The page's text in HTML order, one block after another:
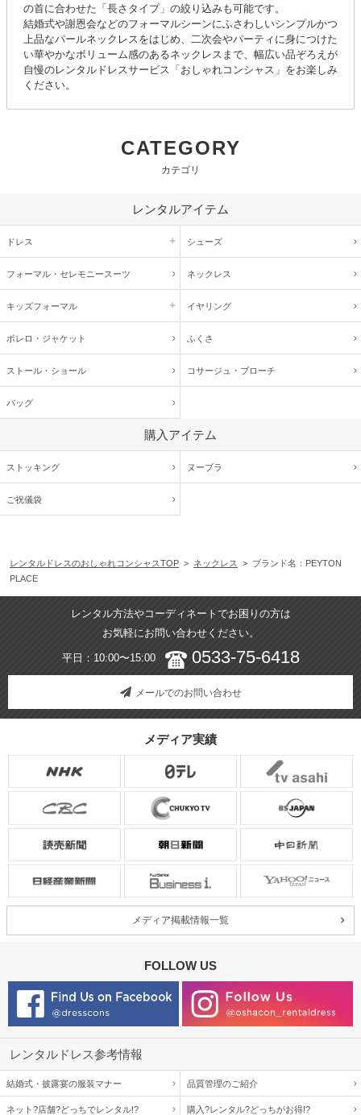
の首に合わせた「長さタイプ」の絞り込みも可能です。
結婚式や謝恩会などのフォーマルシーンにふさわしいシンプルかつ
上品なパールネックレスをはじめ、二次会やパーティに身につけた
い華やかなボリューム感のあるネックレスまで、幅広い品ぞろえが
自慢のレンタルドレスサービス「おしゃれコンシャス」をお楽しみ
ください。
CATEGORY
カテゴリ
レンタルアイテム
ドレス シューズ
フォーマル・ セレモニースーツ ネックレス
キッズフォーマル イヤリング
ボレロ・ジャケット ふくさ
ストール・ショール コサージュ・ ブローチ
バッグ
購入アイテム
ストッキング ヌーブラ
ご祝儀袋
レンタルドレスのおしゃれコンシャスTOP > ネックレス
> ブランド名：PEYTON
PLACE
レンタル方法やコーディネートでお困りの方は
お気軽にお問い合わせください。
平日：10:00〜15:00 0533-75-6418
メールでのお問い合わせ
メディア実績
メディア掲載情報一覧
FOLLOW US
レンタルドレス参考情報
結婚式・披露宴の服装マナー 品質管理のご紹介
ネット?店舗?どっちでレンタル!? 購入?レンタル?どっちがお得!?